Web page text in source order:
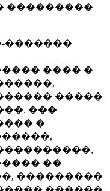
���������
�������
���� �
�����
���
�
��
���������